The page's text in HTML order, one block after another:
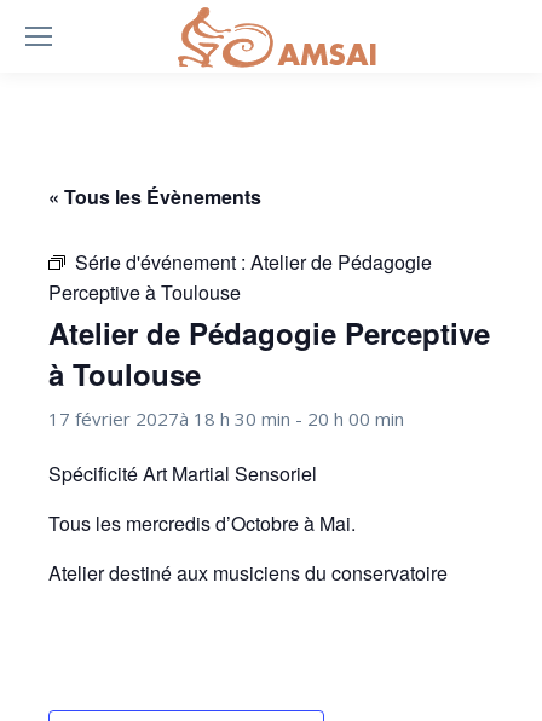
« Tous les Évènements
Série d'événement : Atelier de Pédagogie
Perceptive à Toulouse
Atelier de Pédagogie Perceptive
à Toulouse
17 février 2027à 18 h 30 min - 20 h 00 min
Spécificité Art Martial Sensoriel
Tous les mercredis d’Octobre à Mai.
Atelier destiné aux musiciens du conservatoire